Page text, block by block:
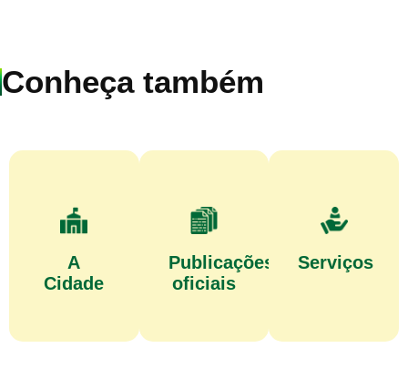
Conheça também
A
Cidade
Publicações
oficiais
Serviços